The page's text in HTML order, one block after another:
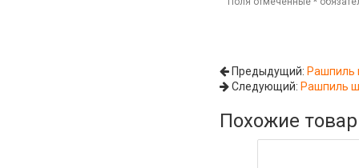
Предыдущий: Рашпиль
Следующий: Рашпиль
Похожие